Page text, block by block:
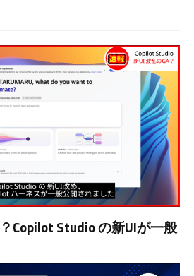
Copilot Studio の新UIが一般